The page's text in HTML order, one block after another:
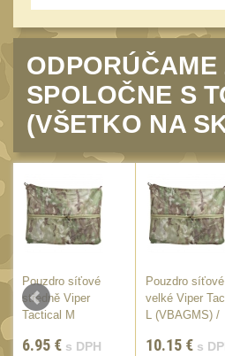
Mechanická mířidla30
Dvojnožky39
Dvojnožky na hlaveň2
Dvojnožky pro picatinny
Dvojnožky pro Keymod
2
Popruhy a poutka 40
SPOLOČNE S
(VŠETKO NA
Pouzdro síťové
středně Viper
Tactical M
24x14cm
6.95 € s DPH
Pouzdro síťové
velké Viper
L (VBAGMS) /
10.15 € s